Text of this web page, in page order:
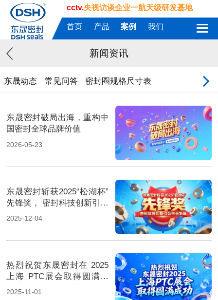
cctv.央视访谈企业一航天级研发基地
首页 产品 案例 我们
新闻资讯
东晟动态 常见问答 密封圈规格尺寸表
东晟密封破局出海，重构中
国密封全球品牌价值
2026-05-23
东晟密封斩获2025“松湖杯”
先锋奖， 密封科技创新引领
行业新篇！
2025-12-04
热烈祝贺东晟密封在 2025
上海 PTC展会取得圆满成
功！
2025-11-01